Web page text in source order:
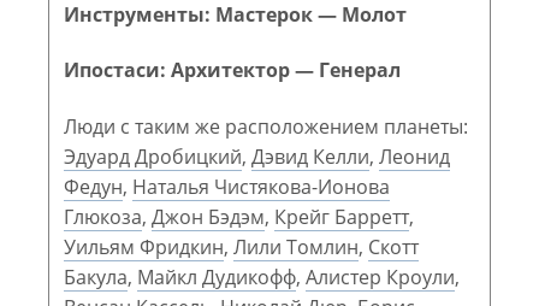
Инструменты: Мастерок — Молот
Ипостаси: Архитектор — Генерал
Люди с таким же расположением планеты:
Эдуард Дробицкий, Дэвид Келли, Леонид
Федун, Наталья Чистякова-Ионова
Глюкоза, Джон Бэдэм, Крейг Барретт,
Уильям Фридкин, Лили Томлин, Скотт
Бакула, Майкл Дудикофф, Алистер Кроули,